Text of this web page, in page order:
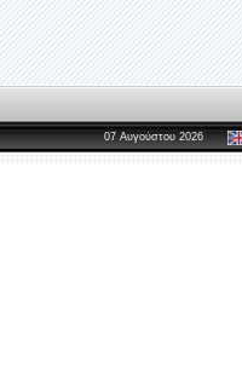
07 Αυγούστου 2026